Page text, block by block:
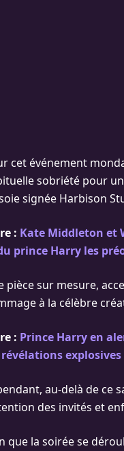
cet événement
sobriété pour
signée Harbison
: Kate Middleton et
prince Harry les
pièce sur mesure,
à la célèbre
: Prince Harry en
explosives
au-delà de ce
des invités et
que la soirée se